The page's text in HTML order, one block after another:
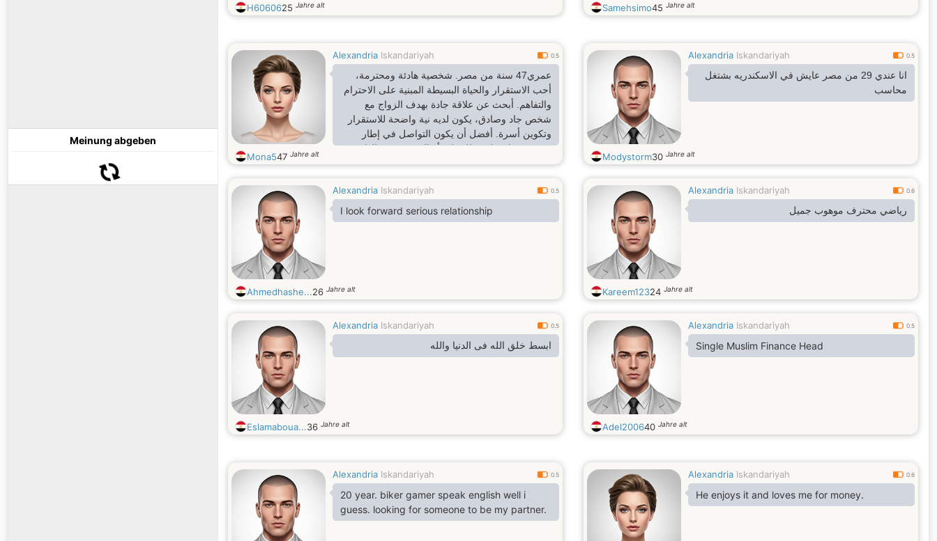
Meinung abgeben
H6060625 Jahre alt Samehsimo45 Jahre alt
Alexandria Iskandariyah 0.5
عمري47 سنة من مصر. شخصية هادئة ومحترمة،
أحب الاستقرار والحياة البسيطة المبنية على الاحترام
والتفاهم. أبحث عن علاقة جادة بهدف الزواج مع
شخص جاد وصادق، يكون لديه نية واضحة للاستقرار
وتكوين أسرة. أفضل أن يكون التواصل في إطار
محترم وجاد، وليس للتسلية أو الدردشة غير الهادفة.
Mona547 Jahre alt
Alexandria Iskandariyah 0.5
انا عندي 29 من مصر عايش في الاسكندريه بشتغل
محاسب
Modystorm30 Jahre alt
Alexandria Iskandariyah 0.5
I look forward serious relationship
Ahmedhashe...26 Jahre alt
Alexandria Iskandariyah 0.6
رياضي محترف موهوب جميل
Kareem12324 Jahre alt
Alexandria Iskandariyah 0.5
ابسط خلق الله فى الدنيا والله
Eslamaboua...36 Jahre alt
Alexandria Iskandariyah 0.5
Single Muslim Finance Head
Adel200640 Jahre alt
Alexandria Iskandariyah 0.5
20 year. biker gamer speak english well i
guess. looking for someone to be my partner.
Alexandria Iskandariyah 0.6
He enjoys it and loves me for money.